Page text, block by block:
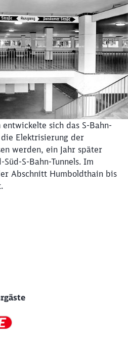
sich das S-Bahn-
Elektrisierung der
werden, ein Jahr später
S-Bahn-Tunnels. Im
Abschnitt Humboldthain bis